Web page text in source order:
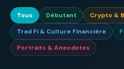
🧠Psychologie
🛠Outils du Trader
Tous Débutant Crypto &
Trad Fi & Culture Financière
Portraits & Anecdotes